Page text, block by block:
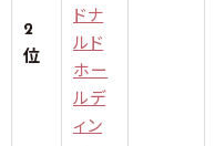
2
位
ドナ
ルド
ホー
ルデ
ィン